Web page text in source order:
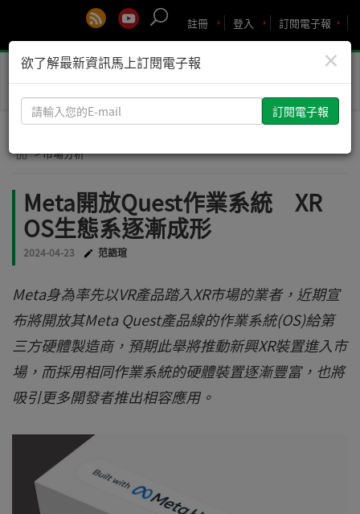
訂閱電子報
登入
註冊
Toggle
> 市場分析
Meta開放Quest作業系統 XR
OS生態系逐漸成形
2024-04-23 范語瑄
Meta身為率先以VR產品踏入XR市場的業者，近期宣
布將開放其Meta Quest產品線的作業系統(OS)給第
三方硬體製造商，預期此舉將推動新興XR裝置進入市
場，而採用相同作業系統的硬體裝置逐漸豐富，也將
吸引更多開發者推出相容應用。
×
欲了解最新資訊馬上訂閱電子報
請
輸
您
E-
mail